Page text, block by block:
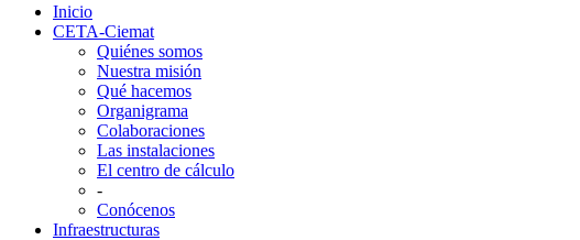
Inicio
CETA-Ciemat
Quiénes somos
Nuestra misión
Qué hacemos
Organigrama
Colaboraciones
Las instalaciones
El centro de cálculo
-
Conócenos
Infraestructuras